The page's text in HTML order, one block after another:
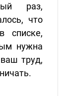
раз,
что
нужна
труд,